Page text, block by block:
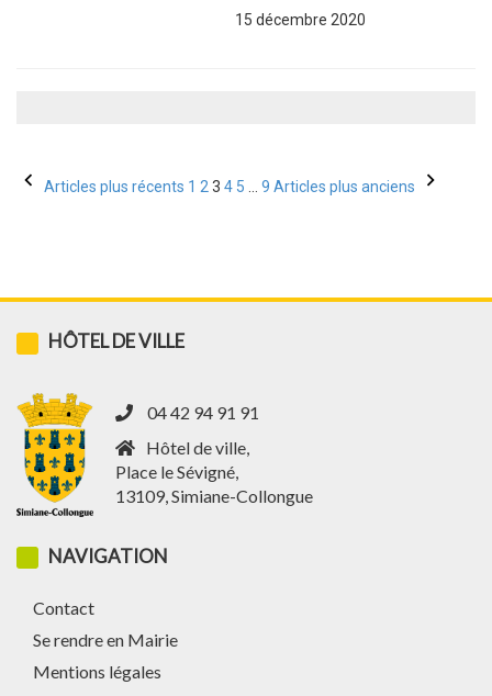
15 décembre 2020
Pagination
Articles plus récents 1 2 3 4 5 9 Articles plus anciens
HÔTEL DE VILLE
04 42 94 91 91
Hôtel de ville,
Place le Sévigné,
13109, Simiane-Collongue
NAVIGATION
Contact
Se rendre en Mairie
Mentions légales